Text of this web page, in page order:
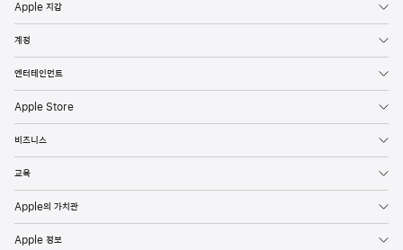
Apple 지갑
계정
엔터테인먼트
Apple Store
비즈니스
교육
Apple의 가치관
Apple 정보